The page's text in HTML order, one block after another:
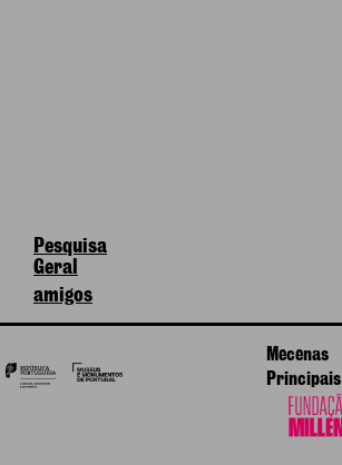
Pesquisa
Geral
amigos
Mecenas
Principais